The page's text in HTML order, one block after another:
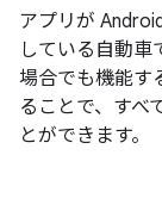
アプリが
している自動車
場合でも機能す
ることで、すべ
とができます。